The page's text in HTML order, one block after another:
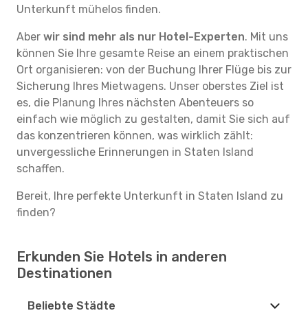
Unterkunft mühelos finden.
Aber wir sind mehr als nur Hotel-Experten. Mit uns
können Sie Ihre gesamte Reise an einem praktischen
Ort organisieren: von der Buchung Ihrer Flüge bis zur
Sicherung Ihres Mietwagens. Unser oberstes Ziel ist
es, die Planung Ihres nächsten Abenteuers so
einfach wie möglich zu gestalten, damit Sie sich auf
das konzentrieren können, was wirklich zählt:
unvergessliche Erinnerungen in Staten Island
schaffen.
Bereit, Ihre perfekte Unterkunft in Staten Island zu
finden?
Erkunden Sie Hotels in anderen
Destinationen
Beliebte Städte